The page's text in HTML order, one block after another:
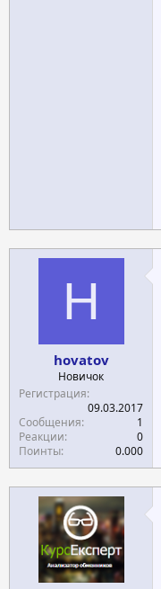
H
hovatov
Новичок
Регистрация
09.03.2017
Сообщения
1
Реакции
0
Поинты
0.000